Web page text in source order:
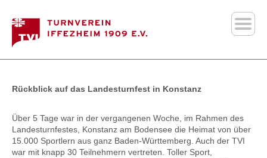
Rückblick auf das Landesturnfest in Konstanz
Über 5 Tage war in der vergangenen Woche, im Rahmen des
Landesturnfestes, Konstanz am Bodensee die Heimat von über
15.000 Sportlern aus ganz Baden-Württemberg. Auch der TVI
war mit knapp 30 Teilnehmern vertreten. Toller Sport,